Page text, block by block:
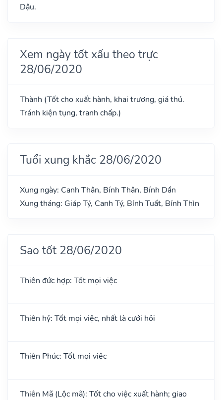
Dậu.
Xem ngày tốt xấu theo trực
28/06/2020
Thành (Tốt cho xuất hành, khai trương, giá thú.
Tránh kiện tụng, tranh chấp.)
Tuổi xung khắc 28/06/2020
Xung ngày: Canh Thân, Bính Thân, Bính Dần
Xung tháng: Giáp Tý, Canh Tý, Bính Tuất, Bính Thìn
Sao tốt 28/06/2020
Thiên đức hợp: Tốt mọi việc
Thiên hỷ: Tốt mọi việc, nhất là cưới hỏi
Thiên Phúc: Tốt mọi việc
Thiên Mã (Lộc mã): Tốt cho việc xuất hành; giao